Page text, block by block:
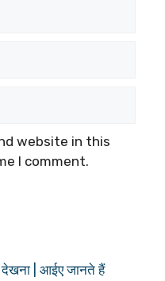
website in this
I comment.
देखना | आईए जानते हैं